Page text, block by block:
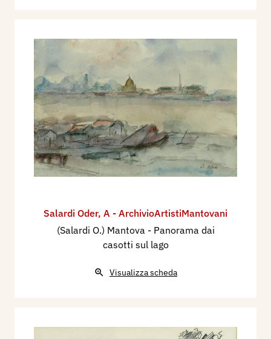
Salardi Oder, A - ArchivioArtistiMantovani
(Salardi O.) Mantova - Panorama dai
casotti sul lago
Visualizza scheda